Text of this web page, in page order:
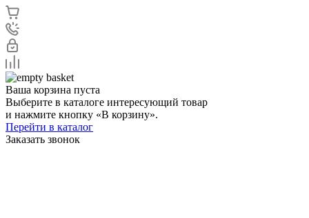
Ваша корзина пуста
Выберите в каталоге интересующий товар
и нажмите кнопку «В корзину».
Перейти в каталог
Заказать звонок